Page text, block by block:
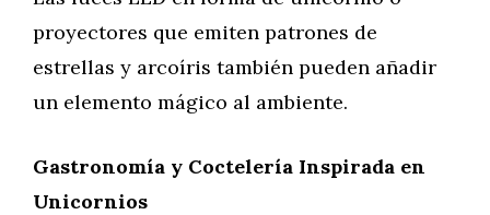
proyectores que emiten patrones de
estrellas y arcoíris también pueden añadir
un elemento mágico al ambiente.
Gastronomía y Coctelería Inspirada en
Unicornios